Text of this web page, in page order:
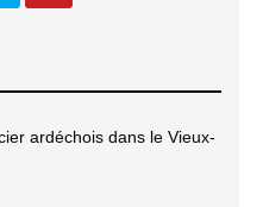
ardéchois dans le Vieux-